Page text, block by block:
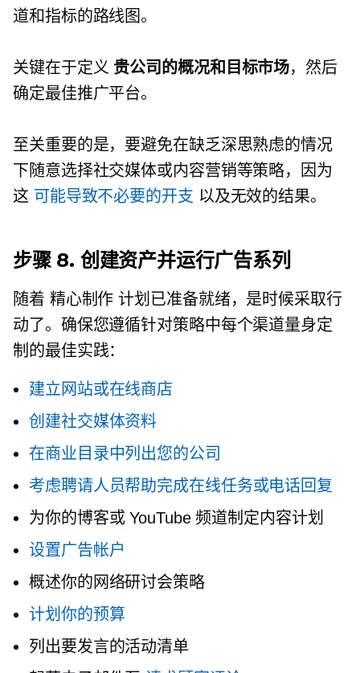
道和指标的路线图。
关键在于定义 贵公司的概况和目标市场，然后
确定最佳推广平台。
至关重要的是，要避免在缺乏深思熟虑的情况
下随意选择社交媒体或内容营销等策略，因为
这 可能导致不必要的开支 以及无效的结果。
步骤 8. 创建资产并运行广告系列
随着 精心制作 计划已准备就绪，是时候采取行
动了。确保您遵循针对策略中每个渠道量身定
制的最佳实践：
建立网站或在线商店
创建社交媒体资料
在商业目录中列出您的公司
考虑聘请人员帮助完成在线任务或电话回复
为你的博客或 YouTube 频道制定内容计划
设置广告帐户
概述你的网络研讨会策略
计划你的预算
列出要发言的活动清单